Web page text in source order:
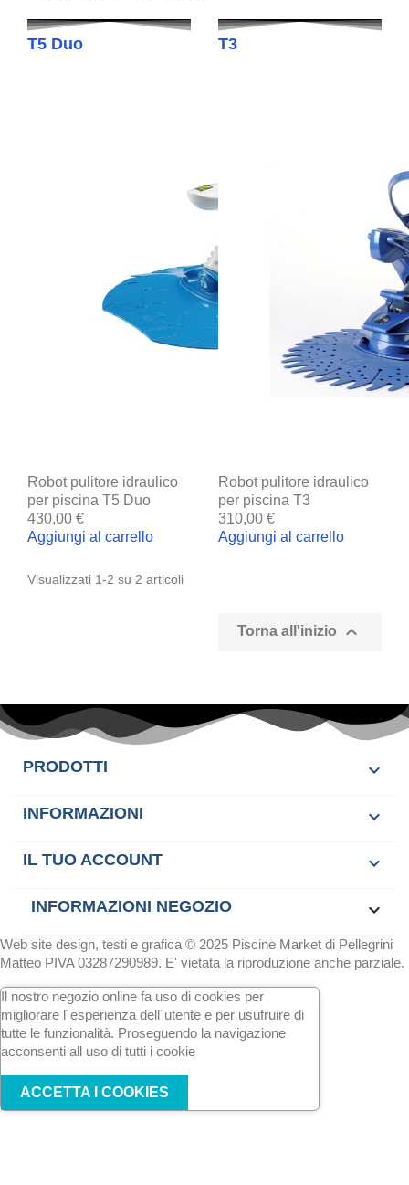
T5 Duo
Robot pulitore idraulico
per piscina T5 Duo
430,00 €
Aggiungi al carrello
T3
Robot pulitore idraulico
per piscina T3
310,00 €
Aggiungi al carrello
Visualizzati 1-2 su 2 articoli
Torna all'inizio 
PRODOTTI 
INFORMAZIONI 
IL TUO ACCOUNT 
INFORMAZIONI NEGOZIO keyboard_arrow_down
Web site design, testi e grafica © 2025 Piscine Market di Pellegrini
Matteo PIVA 03287290989. E' vietata la riproduzione anche parziale.
Il nostro negozio online fa uso di cookies per
migliorare l´esperienza dell´utente e per usufruire di
tutte le funzionalità. Proseguendo la navigazione
acconsenti all uso di tutti i cookie
ACCETTA I COOKIES